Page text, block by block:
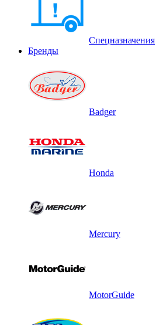
Спецназначения
Бренды
Badger
Honda
Mercury
MotorGuide